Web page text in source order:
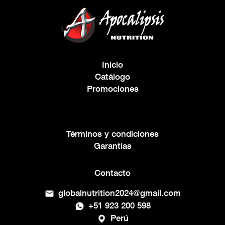
Inicio
Catálogo
Promociones
Términos y condiciones
Garantías
Contacto
globalnutrition2024@gmail.com
+51 923 200 598
Perú